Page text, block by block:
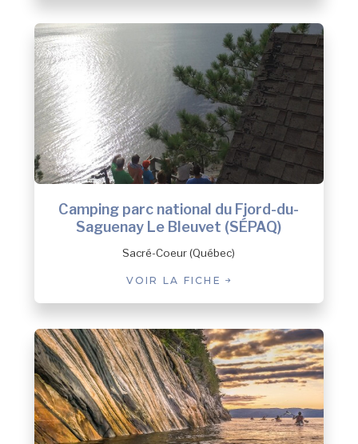
Camping parc national du Fjord-du-
Saguenay Le Bleuvet (SÉPAQ)
Sacré-Coeur (Québec)
VOIR LA FICHE